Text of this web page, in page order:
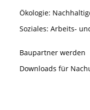
Ökologie:
Soziales: Arbeits-
Baupartner werden
Downloads für